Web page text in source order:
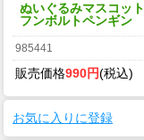
ぬいぐるみマスコット
フンボルトペンギン
985441
販売価格990円(税込)
お気に入りに登録